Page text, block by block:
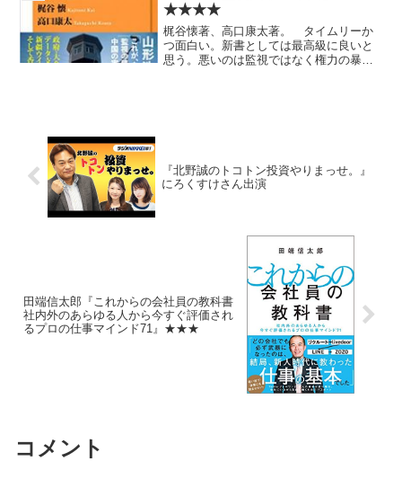
★★★★
梶谷懐著、高口康太著。 タイムリーか
つ面白い。新書としては最高級に良いと
思う。悪いのは監視ではなく権力の暴
『北野誠のトコトン投資やりまっせ。』
にろくすけさん出演
田端信太郎『これからの会社員の教科書
社内外のあらゆる人から今すぐ評価され
るプロの仕事マインド71』★★★
コメント